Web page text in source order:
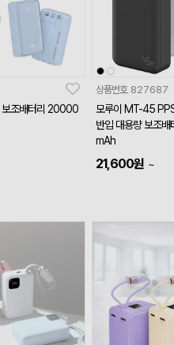
보조배터리 20000
상품번호 827687
모루이 MT-45
반입 대용량 보조
mAh
21,600원 ~